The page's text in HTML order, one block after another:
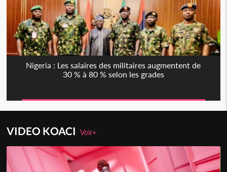
Nigeria : Les salaires des militaires augmentent de
30 % à 80 % selon les grades
VIDEO KOACIVoir+